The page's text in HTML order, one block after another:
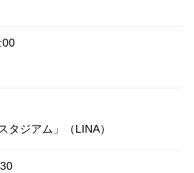
タジアム」（LINA）